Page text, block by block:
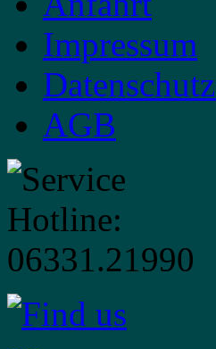
Impressum
AGB